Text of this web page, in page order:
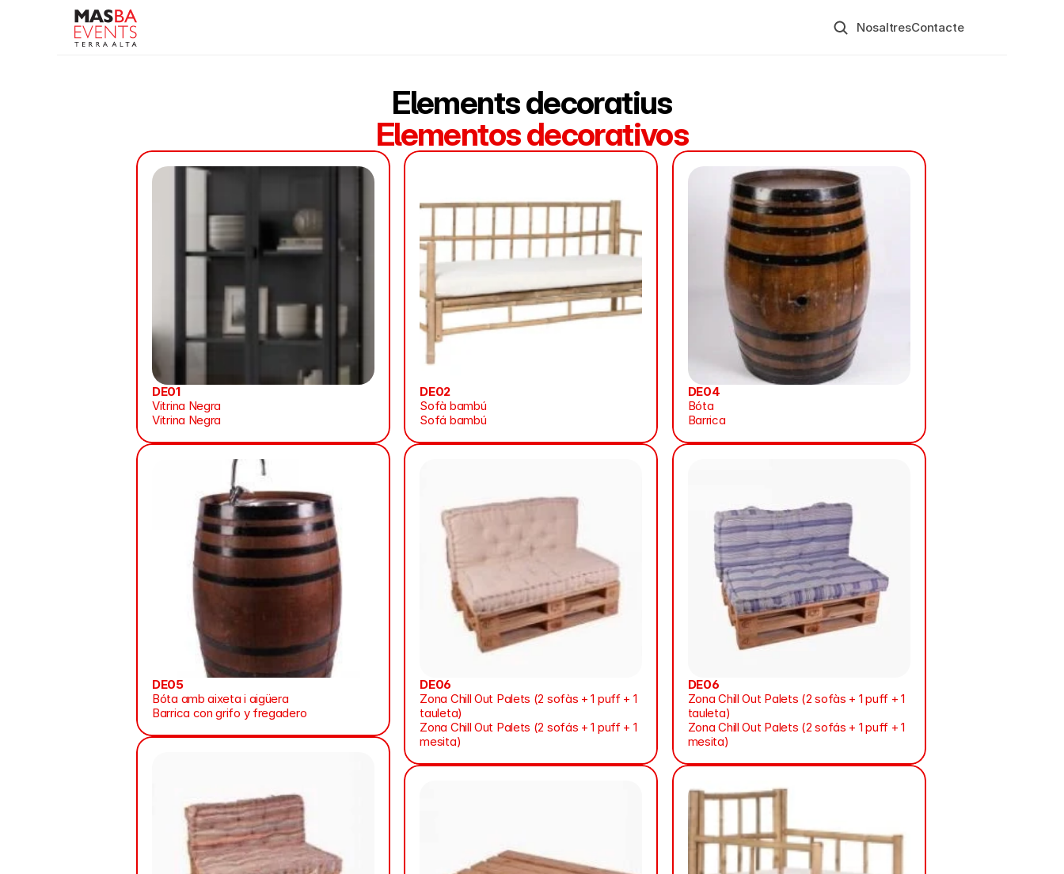
NosaltresContacte
Elements decoratius
Elementos decorativos
DE01
Vitrina Negra
Vitrina Negra
DE05
Bóta amb aixeta i aigüera
Barrica con grifo y fregadero
DE02
Sofà bambú
Sofá bambú
DE06
Zona Chill Out Palets (2 sofàs + 1 puff + 1
tauleta)
Zona Chill Out Palets (2 sofás + 1 puff + 1
mesita)
DE04
Bóta
Barrica
DE06
Zona Chill Out Palets (2 sofàs + 1 puff + 1
tauleta)
Zona Chill Out Palets (2 sofás + 1 puff + 1
mesita)